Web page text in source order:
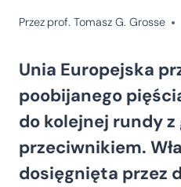
Przez prof. Tomasz G. Grosse
Unia Europejska
poobijanego
do kolejnej rundy
przeciwnikiem.
dosięgnięta przez